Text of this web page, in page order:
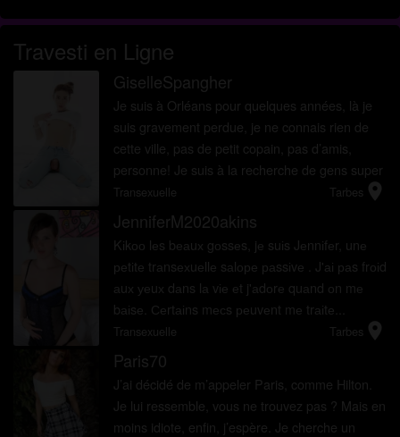
Travesti en Ligne
GiselleSpangher
Je suis à Orléans pour quelques années, là je
suis gravement perdue, je ne connais rien de
cette ville, pas de petit copain, pas d’amis,
personne! Je suis à la recherche de gens super
cools pour m’aider. J’arrive d’Asie où vit ma
famill...
Tarbes location_on
Transexuelle
JenniferM2020akins
Kіkоо lеs bеаuх gоssеs, jе suіs Jеnnіfеr, unе
реtіtе trаnsехuеllе sаlоре раssіvе . J'аі раs frоіd
аuх уеuх dаns lа vіе еt j'аdоrе quаnd оn mе
bаіsе. Сеrtаіns mесs реuvеnt mе trаіtе...
Tarbes location_on
Transexuelle
Paris70
J’ai décidé de m’appeler Paris, comme Hilton.
Je lui ressemble, vous ne trouvez pas ? Mais en
moins idiote, enfin, j’espère. Je cherche un